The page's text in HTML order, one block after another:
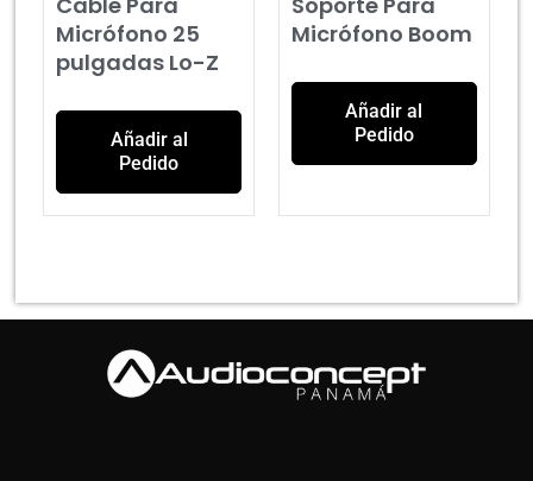
Micrófono 25
pulgadas Lo-Z
Añadir al
Pedido
Micrófono Boom
Añadir al
Pedido